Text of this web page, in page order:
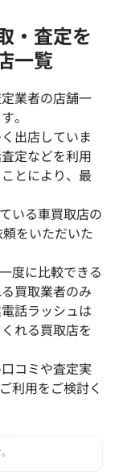
・査定を
一覧
業者の店舗一
。
出店していま
定などを利用
とにより、最
いる車買取店の
をいただいた
度に比較できる
買取業者のみ
話ラッシュは
れる買取店を
コミや査定実
利用をご検討く